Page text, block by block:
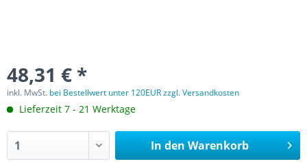
48,31 € *
inkl. MwSt. bei Bestellwert unter 120EUR zzgl. Versandkosten
Lieferzeit 7 - 21 Werktage
In den Warenkorb